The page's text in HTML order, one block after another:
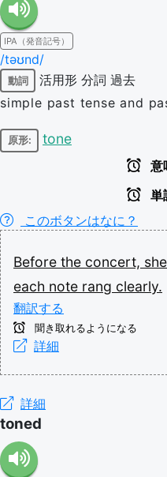
IPA（発音記号）
/təʊnd/
動詞 活用形 分詞 過去
simple past tense and
原形: tone
意
単
このボタンはなに？
Before the concert, she
each note rang clearly.
翻訳する
聞き取れるようになる
詳細
詳細
toned